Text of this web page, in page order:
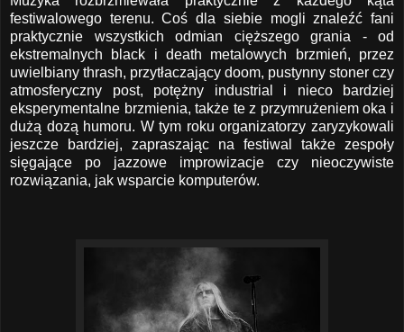
festiwalowego terenu. Coś dla siebie mogli znaleźć fani
praktycznie wszystkich odmian cięższego grania - od
ekstremalnych black i death metalowych brzmień, przez
uwielbiany thrash, przytłaczający doom, pustynny stoner czy
atmosferyczny post, potężny industrial i nieco bardziej
eksperymentalne brzmienia, także te z przymrużeniem oka i
dużą dozą humoru. W tym roku organizatorzy zaryzykowali
jeszcze bardziej, zapraszając na festiwal także zespoły
sięgające po jazzowe improwizacje czy nieoczywiste
rozwiązania, jak wsparcie komputerów.